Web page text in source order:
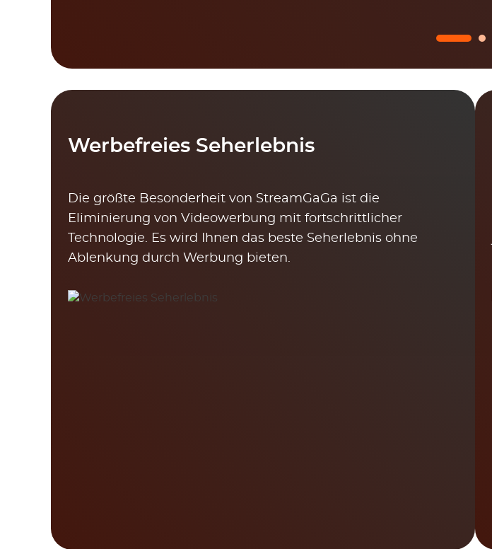
Werbefreies Seherlebnis
Die größte Besonderheit von StreamGaGa ist die
Eliminierung von Videowerbung mit fortschrittlicher
Technologie. Es wird Ihnen das beste Seherlebnis ohne
Ablenkung durch Werbung bieten.